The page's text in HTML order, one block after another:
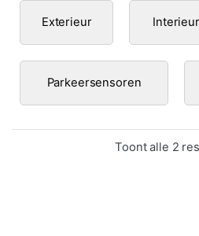
Exterieur Interieur
Parkeersensoren
Toont alle 2